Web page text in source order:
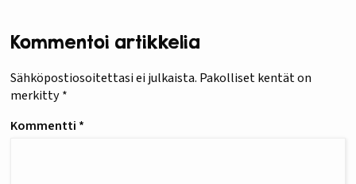
Kommentoi artikkelia
Sähköpostiosoitettasi ei julkaista. Pakolliset kentät on
merkitty*
Kommentti *